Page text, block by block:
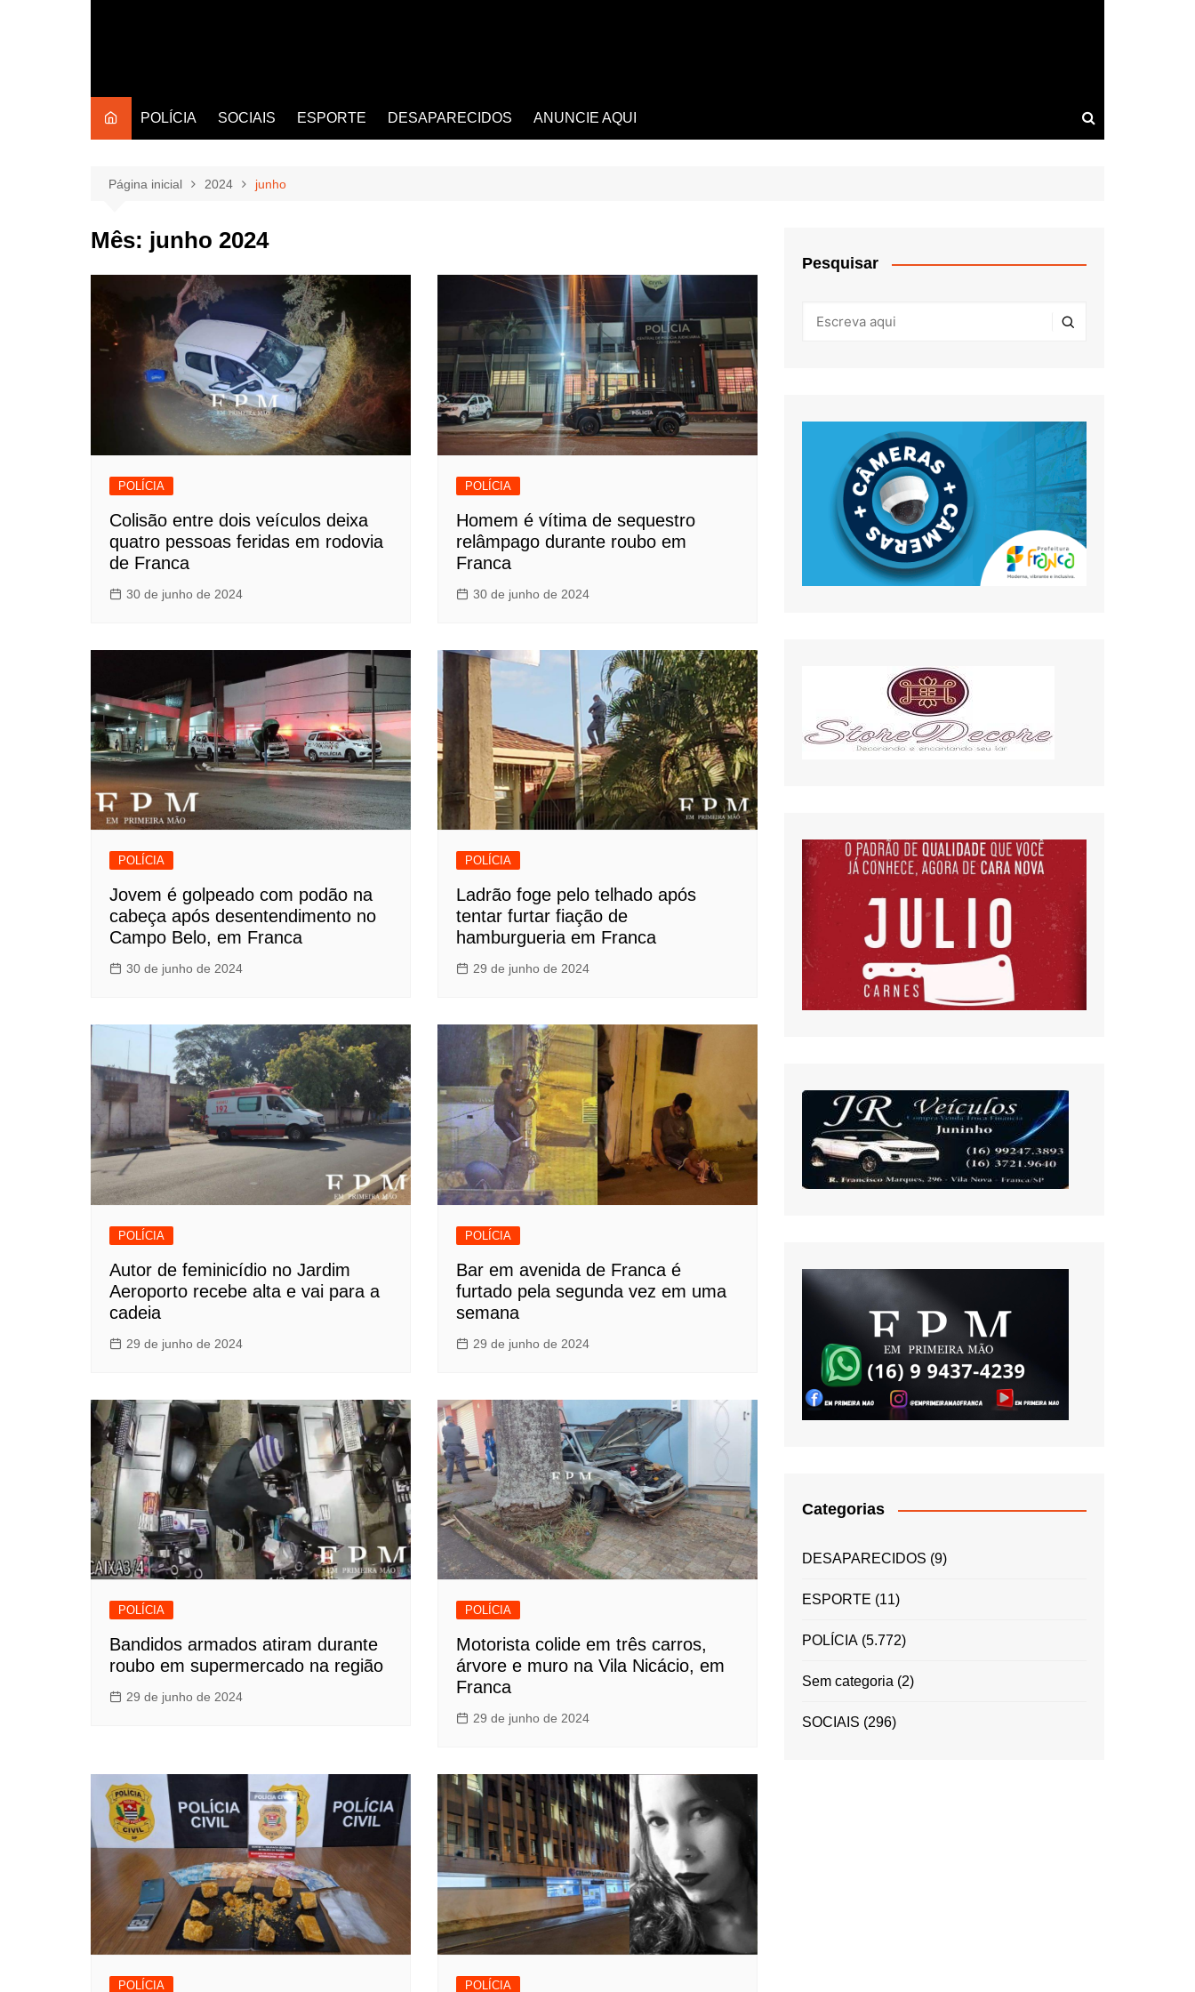
POLÍCIA SOCIAIS ESPORTE DESAPARECIDOS ANUNCIE AQUI
Página inicial 2024 junho
Mês: junho 2024
POLÍCIA
Colisão entre dois veículos deixa
quatro pessoas feridas em rodovia
de Franca
30 de junho de 2024
POLÍCIA
Homem é vítima de sequestro
relâmpago durante roubo em
Franca
30 de junho de 2024
POLÍCIA
Jovem é golpeado com podão na
cabeça após desentendimento no
Campo Belo, em Franca
30 de junho de 2024
POLÍCIA
Ladrão foge pelo telhado após
tentar furtar fiação de
hamburgueria em Franca
29 de junho de 2024
POLÍCIA
Autor de feminicídio no Jardim
Aeroporto recebe alta e vai para a
cadeia
29 de junho de 2024
POLÍCIA
Bar em avenida de Franca é
furtado pela segunda vez em uma
semana
29 de junho de 2024
POLÍCIA
Bandidos armados atiram durante
roubo em supermercado na região
29 de junho de 2024
POLÍCIA
Motorista colide em três carros,
árvore e muro na Vila Nicácio, em
Franca
29 de junho de 2024
POLÍCIA POLÍCIA
Pesquisar
Categorias
DESAPARECIDOS (9)
ESPORTE (11)
POLÍCIA (5.772)
Sem categoria (2)
SOCIAIS (296)